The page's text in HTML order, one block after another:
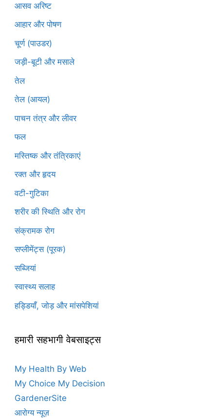
आसव अरिष्ट
आहार और पोषण
चूर्ण (पाउडर)
जड़ी-बूटी और मसाले
तेल
तेल (आयल)
पाचन तंत्र और लीवर
फल
मस्तिष्क और तंत्रिकाएं
रक्त और हृदय
वटी-गुटिका
शरीर की स्थिति और रोग
संक्रामक रोग
सप्लीमेंट्स (पूरक)
सब्जियां
स्वास्थ्य सलाह
हड्डियाँ, जोड़ और मांसपेशियां
हमारी सहभागी वेबसाइट्स
My Health By Web
My Choice My Decision
GardenerSite
आरोग्य न्यूज़